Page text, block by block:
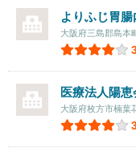
よりふじ胃
大阪府三島郡島本
医療法人陽
大阪府枚方市楠葉